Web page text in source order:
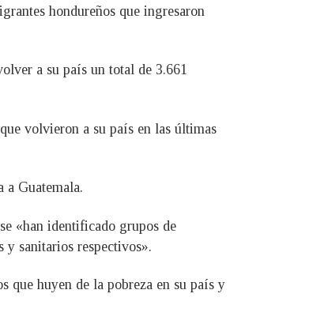
hondureños que ingresaron
a su país un total de 3.661
volvieron a su país en las últimas
a Guatemala.
«han identificado grupos de
y sanitarios respectivos».
que huyen de la pobreza en su país y